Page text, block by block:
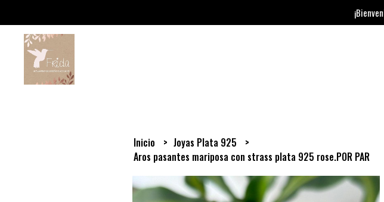
Inicio
Joyas Plata 925
Aros pasantes mariposa con strass plata 925 rose.POR PAR